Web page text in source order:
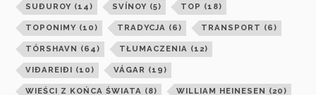
SUÐUROY (14) SVÍNOY (5) TOP (18)
TOPONIMY (10) TRADYCJA (6) TRANSPORT (6)
TÓRSHAVN (64) TŁUMACZENIA (12)
VIÐAREIÐI (10) VÁGAR (19)
WIEŚCI Z KOŃCA ŚWIATA (8) WILLIAM HEINESEN (20)